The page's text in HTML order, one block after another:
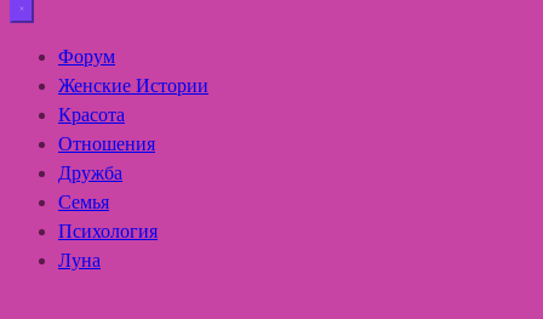
Форум
Женские Истории
Красота
Отношения
Дружба
Семья
Психология
Луна